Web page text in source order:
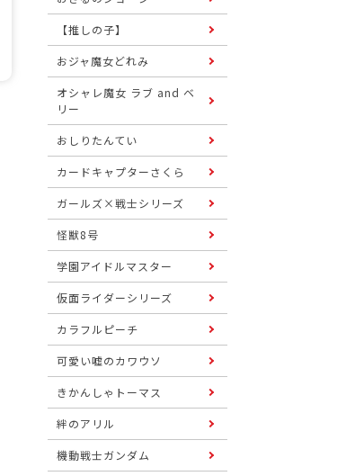
【推しの子】
おジャ魔女どれみ
オシャレ魔女 ラブ and ベ
リー
おしりたんてい
カードキャプターさくら
ガールズ×戦士シリーズ
怪獣8号
学園アイドルマスター
仮面ライダーシリーズ
カラフルピーチ
可愛い嘘のカワウソ
きかんしゃトーマス
絆のアリル
機動戦士ガンダム